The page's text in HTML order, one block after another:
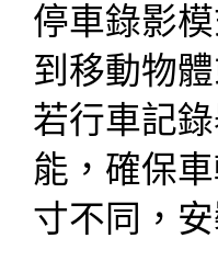
停車錄影
到移動物
若行車記
能，確保
寸不同，